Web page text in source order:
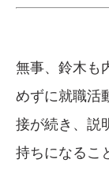
無事、鈴木も
めずに就職活
接が続き、説
持ちになるこ